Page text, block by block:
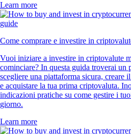
Learn more
Come comprare e investire in
Vuoi iniziare a investire in criptovalute
cominciare? In questa guida troverai un
scegliere una piattaforma sicura, creare
e acquistare la tua prima criptovaluta.
indicazioni pratiche su come gestire i
giorno.
Learn more